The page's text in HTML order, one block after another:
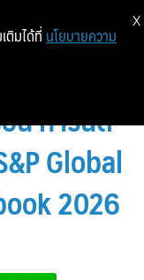
ไทยที่
น การันตี
Global
2026
ติมได้ที่ นโยบายความ
X